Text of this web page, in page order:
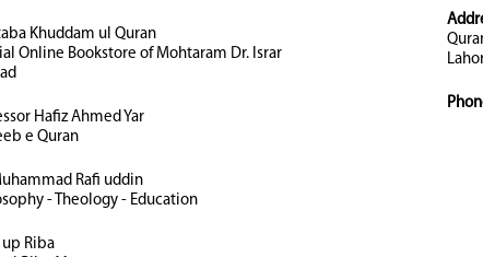
Khuddam ul Quran
Online Bookstore of Mohtaram Dr. Israr
Hafiz Ahmed Yar
e Quran
Rafi uddin
- Theology - Education
Riba